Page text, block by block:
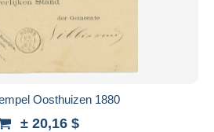
Oosthuizen 1880
± 20,16 $